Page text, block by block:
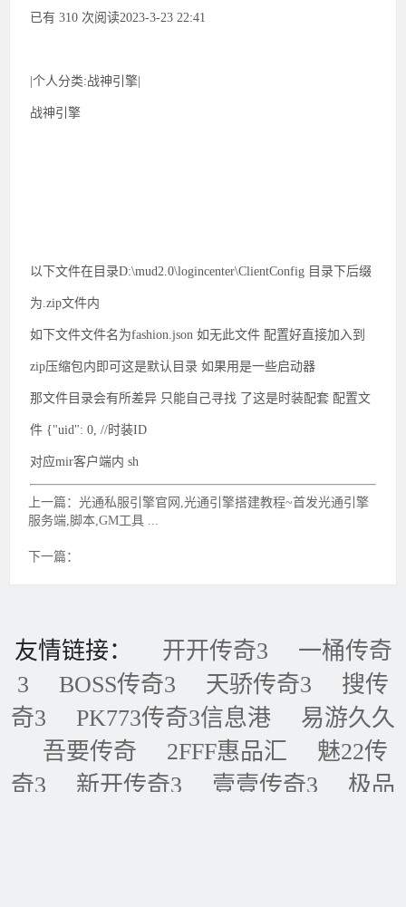
已有 310 次阅读2023-3-23 22:41
|个人分类:战神引擎|
战神引擎
以下文件在目录D:\mud2.0\logincenter\ClientConfig 目录下后缀
为.zip文件内
如下文件文件名为fashion.json 如无此文件 配置好直接加入到
zip压缩包内即可这是默认目录 如果用是一些启动器
那文件目录会有所差异 只能自己寻找 了这是时装配套 配置文
件 {"uid": 0, //时装ID
对应mir客户端内 sh
上一篇：光通私服引擎官网,光通引擎搭建教程~首发光通引擎
服务端,脚本,GM工具 ...
下一篇：
友情链接： 开开传奇3
一桶传奇
3
BOSS传奇3 天骄传奇3
搜传
奇3
PK773传奇3信息港
易游久久
吾要传奇
2FFF惠品汇
魅22传
奇3
新开传奇3 壹壹传奇3
极品